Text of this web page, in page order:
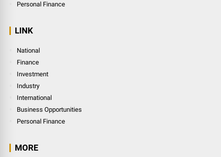
Personal Finance
LINK
National
Finance
Investment
Industry
International
Business Opportunities
Personal Finance
MORE